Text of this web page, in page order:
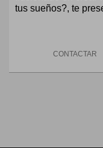
tus sueños?, te
CONTACTAR